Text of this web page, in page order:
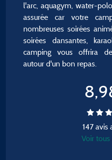
l'arc, aquagym, water-
assurée car votre
nombreuses soirées
soirées dansantes,
camping vous offrira
autour d'un bon repas.
147 avis
Voir tous